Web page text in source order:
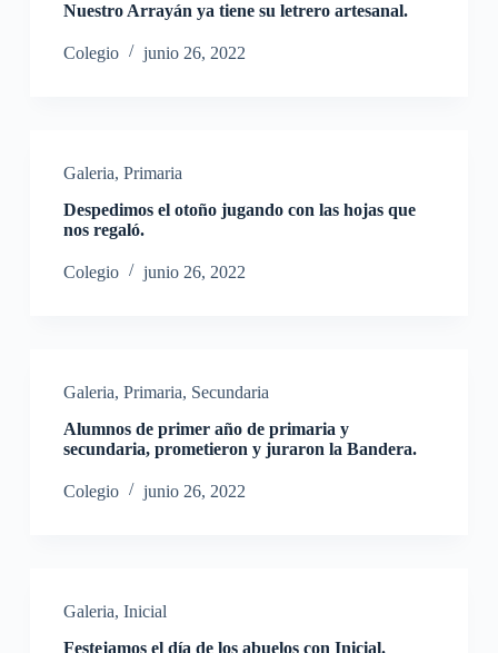
Nuestro Arrayán ya tiene su letrero artesanal.
Colegio junio 26, 2022
Galeria, Primaria
Despedimos el otoño jugando con las hojas que
nos regaló.
Colegio junio 26, 2022
Galeria, Primaria, Secundaria
Alumnos de primer año de primaria y
secundaria, prometieron y juraron la Bandera.
Colegio junio 26, 2022
Galeria, Inicial
Festejamos el día de los abuelos con Inicial.